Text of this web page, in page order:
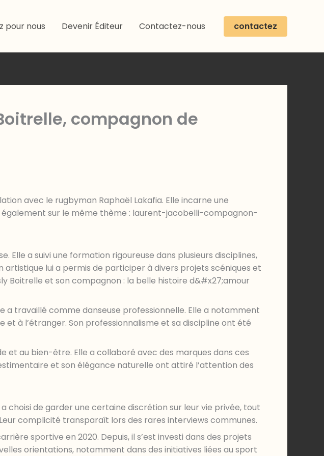
pour nous Devenir Éditeur Contactez-nous contactez
compagnon de
avec le rugbyman Raphaël Lakafia. Elle incarne une
également sur le même thème : laurent-jacobelli-compagnon-
Elle a suivi une formation rigoureuse dans plusieurs disciplines,
lui a permis de participer à divers projets scéniques et
Boitrelle et son compagnon : la belle histoire d&#x27;amour
travaillé comme danseuse professionnelle. Elle a notamment
à l’étranger. Son professionnalisme et sa discipline ont été
et au bien-être. Elle a collaboré avec des marques dans ces
et son élégance naturelle ont attiré l’attention des
choisi de garder une certaine discrétion sur leur vie privée, tout
complicité transparaît lors des rares interviews communes.
sportive en 2020. Depuis, il s’est investi dans des projets
orientations, notamment dans des initiatives liées au sport